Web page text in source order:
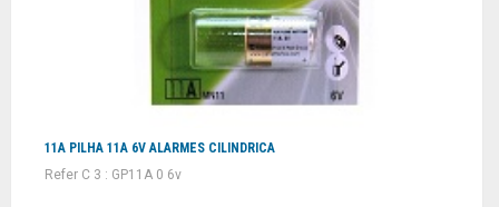
11A PILHA 11A 6V ALARMES CILINDRICA
Refer C 3 : GP11A 0 6v